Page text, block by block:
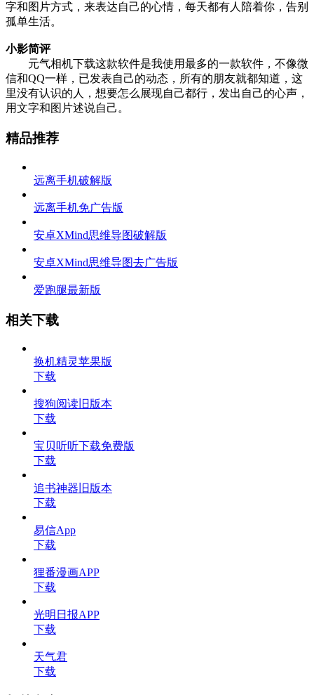
字和图片方式，来表达自己的心情，每天都有人陪着你，告别
孤单生活。
小影简评
元气相机下载这款软件是我使用最多的一款软件，不像微
信和QQ一样，已发表自己的动态，所有的朋友就都知道，这
里没有认识的人，想要怎么展现自己都行，发出自己的心声，
用文字和图片述说自己。
精品推荐
远离手机破解版
远离手机免广告版
安卓XMind思维导图破解版
安卓XMind思维导图去广告版
爱跑腿最新版
相关下载
换机精灵苹果版
下载
搜狗阅读旧版本
下载
宝贝听听下载免费版
下载
追书神器旧版本
下载
易信App
下载
狸番漫画APP
下载
光明日报APP
下载
天气君
下载